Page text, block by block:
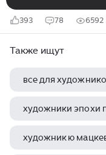
393 78 6592
Также ищут
все для
художники эпохи
художник ю